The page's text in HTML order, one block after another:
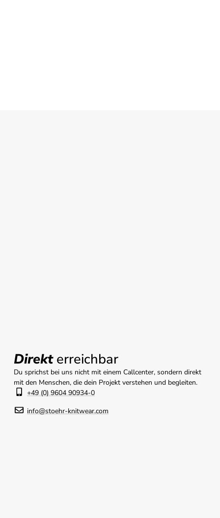
Direkterreichbar
Du sprichst bei uns nicht mit einem Callcenter, sondern direkt
mit den Menschen, die dein Projekt verstehen und begleiten.
+49 (0) 9604 90934-0
info@stoehr-knitwear.com